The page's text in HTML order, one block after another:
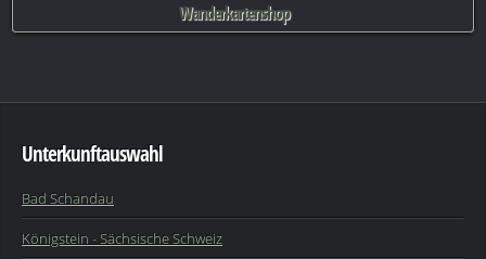
Wanderkartenshop
Unterkunftauswahl
Bad Schandau
Königstein - Sächsische Schweiz